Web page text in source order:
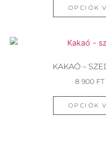
OPCIÓK
KAKAÓ –
8 900 FT
OPCIÓK